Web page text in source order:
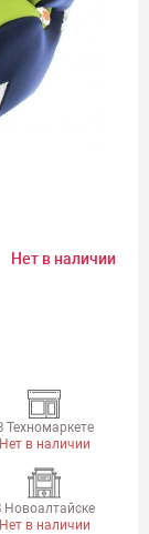
Нет в наличии
Техномаркете
Нет в наличии
Новоалтайске
Нет в наличии